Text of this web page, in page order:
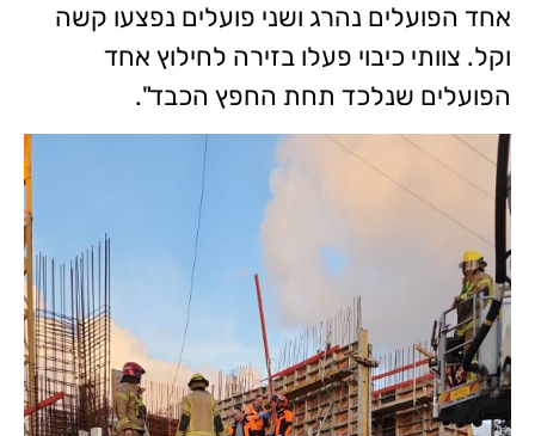
אחד הפועלים נהרג ושני פועלים נפצעו קשה
וקל. צוותי כיבוי פעלו בזירה לחילוץ אחד
הפועלים שנלכד תחת החפץ הכבד".